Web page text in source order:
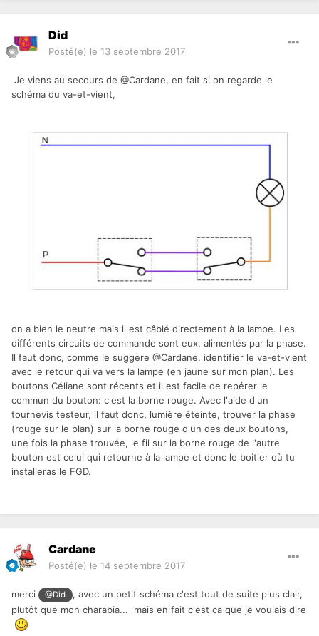
Did
Posté(e) le 13 septembre 2017
Je viens au secours de @Cardane, en fait si on regarde le
schéma du va-et-vient,
on a bien le neutre mais il est câblé directement à la lampe. Les
différents circuits de commande sont eux, alimentés par la phase.
Il faut donc, comme le suggère @Cardane, identifier le va-et-vient
avec le retour qui va vers la lampe (en jaune sur mon plan). Les
boutons Céliane sont récents et il est facile de repérer le
commun du bouton: c'est la borne rouge. Avec l'aide d'un
tournevis testeur, il faut donc, lumière éteinte, trouver la phase
(rouge sur le plan) sur la borne rouge d'un des deux boutons,
une fois la phase trouvée, le fil sur la borne rouge de l'autre
bouton est celui qui retourne à la lampe et donc le boitier où tu
installeras le FGD.
Cardane
Posté(e) le 14 septembre 2017
merci @Did
, avec un petit schéma c'est tout de suite plus clair,
plutôt que mon charabia... mais en fait c'est ca que je voulais dire